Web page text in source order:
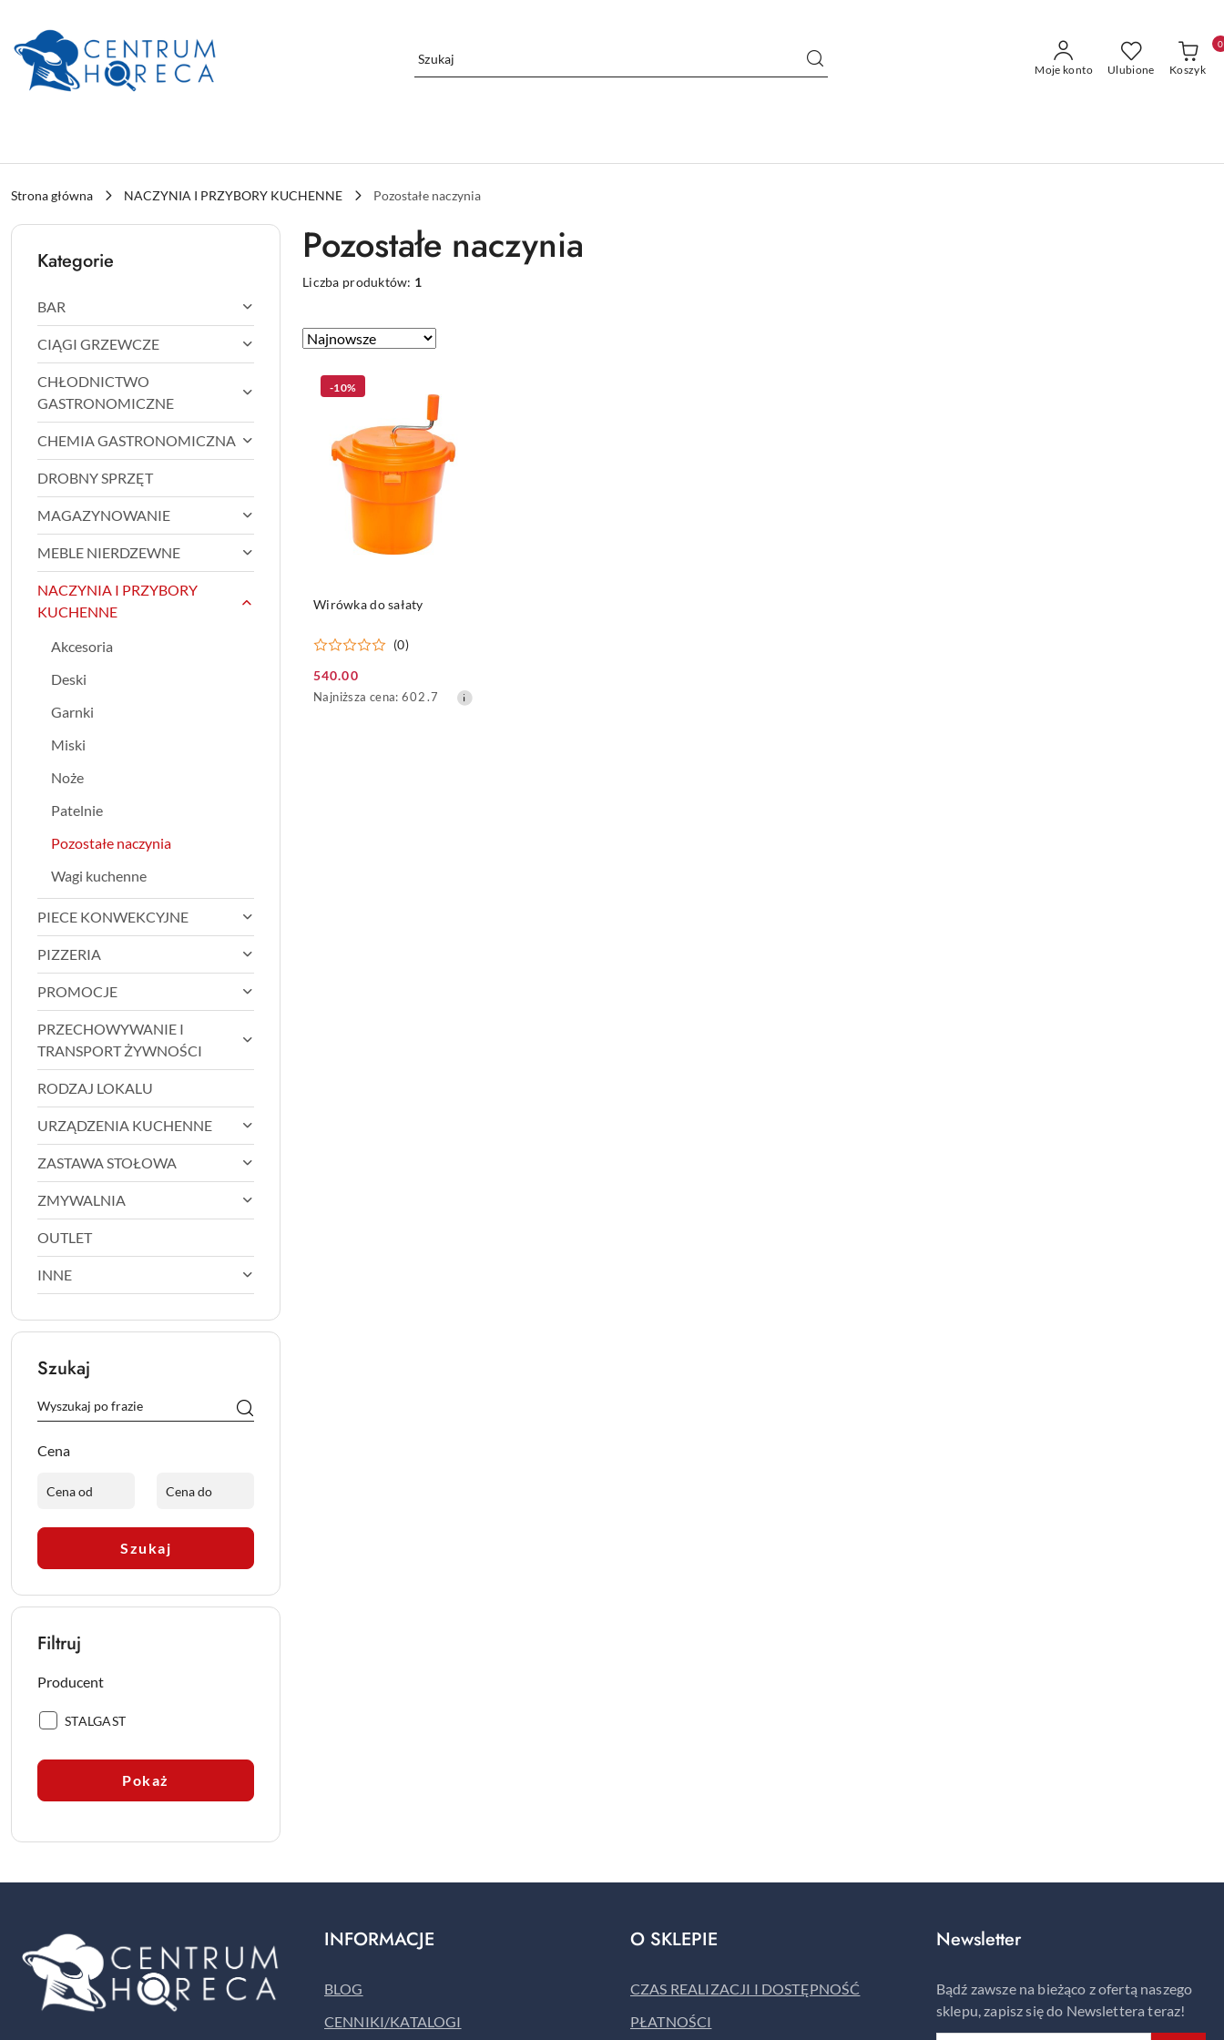
Moje konto Ulubione Koszyk
0
Strona główna NACZYNIA I PRZYBORY KUCHENNE Pozostałe naczynia
Kategorie
BAR
CIĄGI GRZEWCZE
CHŁODNICTWO
GASTRONOMICZNE
CHEMIA GASTRONOMICZNA
DROBNY SPRZĘT
MAGAZYNOWANIE
MEBLE NIERDZEWNE
NACZYNIA I PRZYBORY
KUCHENNE
Akcesoria
Deski
Garnki
Miski
Noże
Patelnie
Pozostałe naczynia
Wagi kuchenne
PIECE KONWEKCYJNE
PIZZERIA
PROMOCJE
PRZECHOWYWANIE I
TRANSPORT ŻYWNOŚCI
RODZAJ LOKALU
URZĄDZENIA KUCHENNE
ZASTAWA STOŁOWA
ZMYWALNIA
OUTLET
INNE
Szukaj
Cena
Szukaj
Filtruj
Producent
Producent:
STALGAST
Pokaż
Pozostałe naczynia
Liczba produktów: 1
Zastosowano
Najnowsze.
Sortuj
Wirówka do sałaty
(0)
Cena
promocyjna:
540.00
Najniższa
Najniższa cena: 602.7
-10%
INFORMACJE
BLOG
CENNIKI/KATALOGI
O SKLEPIE
CZAS REALIZACJI I DOSTĘPNOŚĆ
PŁATNOŚCI
Newsletter
Bądź zawsze na bieżąco z ofertą naszego
sklepu, zapisz się do Newslettera teraz!